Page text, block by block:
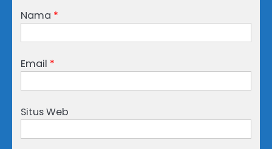
Nama *
Email *
Situs Web